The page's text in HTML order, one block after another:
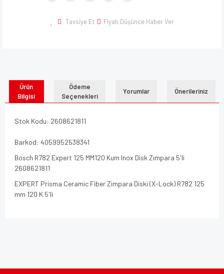
Tavsiye Et Fiyatı Düşünce Haber Ver
Ürün
Bilgisi
Ödeme
Seçenekleri
Yorumlar Önerileriniz
Stok Kodu: 2608621811
Barkod: 4059952538341
Bosch R782 Expert 125 MM120 Kum Inox Disk Zımpara 5'li
2608621811
EXPERT Prisma Ceramic Fiber Zimpara Diski (X-Lock) R782 125
mm 120 K 5'li